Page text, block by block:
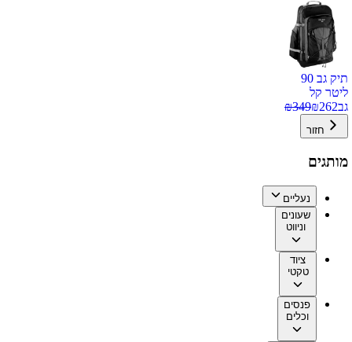
תיק גב 90
ליטר קל
גב
₪262
₪349
חזור
מותגים
נעליים
שעונים
וניווט
ציוד
טקטי
פנסים
וכלים